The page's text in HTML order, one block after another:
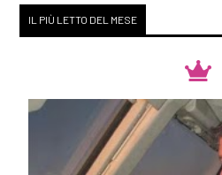
IL PIÙ LETTO DEL MESE